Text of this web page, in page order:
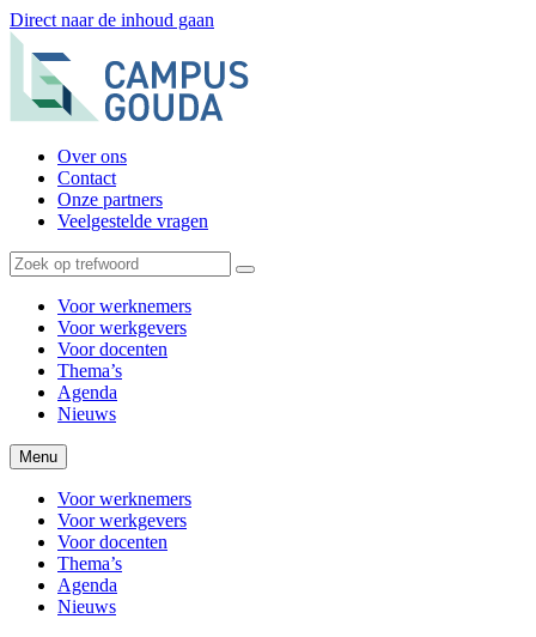
Direct naar de inhoud gaan
Over ons
Contact
Onze partners
Veelgestelde vragen
Voor werknemers
Voor werkgevers
Voor docenten
Thema’s
Agenda
Nieuws
Menu
Voor werknemers
Voor werkgevers
Voor docenten
Thema’s
Agenda
Nieuws